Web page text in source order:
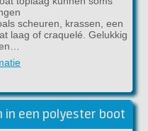
scheuren, krassen, een
laag of craquelé. Gelukkig
in een polyester boot